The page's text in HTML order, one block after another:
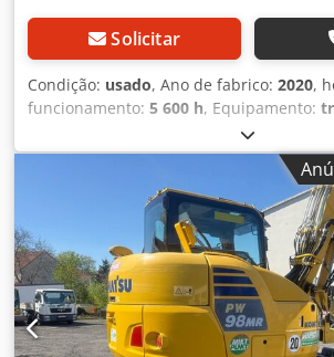
Solicitar
Condição: usado, Ano de fabrico: 2020,
funcionamento: 5 600 h, Equipamento:
Komatsu WA380 * 1º proprietário,
municipal Chjdpfszkn A Sox Akqja * Pá
Lubrificação central * Ar condicionado *
erros, equívocos e venda intermédia
agendamento prévio Tratamento de
alfandegárias